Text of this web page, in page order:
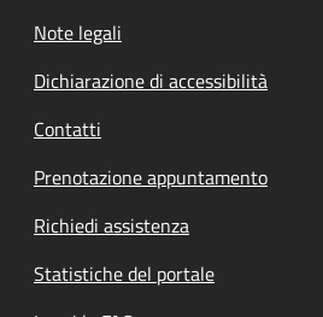
Note legali
Dichiarazione di accessibilità
Contatti
Prenotazione appuntamento
Richiedi assistenza
Statistiche del portale